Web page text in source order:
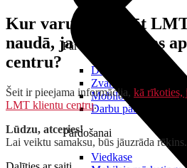
Pārvaldībai
Darbalaika uzskaite
Zvanu pārvaldnieks
Mobilo iekārtu
Darbu pārvaldnieks
Pārdošanai
Viedkase
Kur varu samaksāt
naudā, ja nav iespējas
centru?
Šeit ir pieejama informācija, kā rīkoties,
LMT klientu centru.
Lūdzu, atceries!
Lai veiktu samaksu, būs jāuzrāda rēķins.